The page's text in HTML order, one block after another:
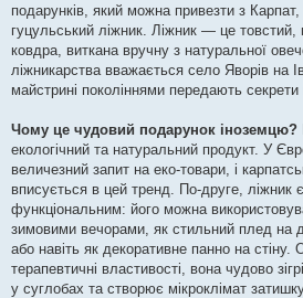
подарунків, який можна привезти з
гуцульський ліжник. Ліжник — це
ковдра, виткана вручну з натуральної
ліжникарства вважається село Яворів на
майстрині поколіннями передають
Чому це чудовий подарунок іноземцю?
екологічний та натуральний продукт. У
величезний запит на еко-товари, і
вписується в цей тренд. По-друге, ліжник
функціональним: його можна
зимовими вечорами, як стильний плед на
або навіть як декоративне панно на
терапевтичні властивості, вона чудово
у суглобах та створює мікроклімат